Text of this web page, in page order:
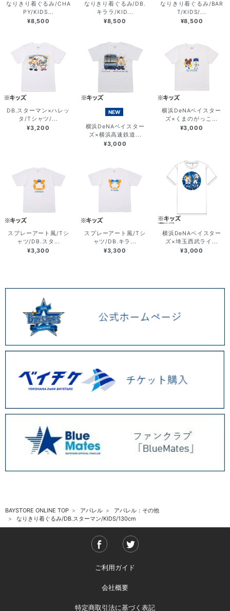
なりきり着ぐるみ/CHA
PY/KIDS...
¥8,500
なりきり着ぐるみ/DB.
キララ/KID...
¥8,500
なりきり着ぐるみ/BAR
T/KIDS/...
¥8,500
DB.スターマン×ハレッ
タ/Tシャツ/...
¥3,200
NEW
横浜DeNAベイスター
ズ×横浜高速鉄道...
¥3,000
横浜DeNAベイスター
ズ×くまのがっこ...
¥3,000
スプレーアート風/Tシ
ャツ/DB.スタ...
¥3,300
スプレーアート風/Tシ
ャツ/DB.キラ...
¥3,300
横浜DeNAベイスター
ズ×埼玉西武ライ...
¥3,000
BAYSTORE ONLINE TOP アパレル
アパレル：その他
なりきり着ぐるみ/DB.スターマン/KIDS/130cm
ご利用ガイド
会社概要
特定商取引法に基づく表記